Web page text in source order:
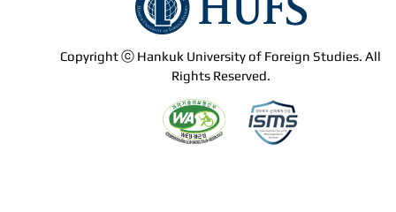
Copyright ⓒ Hankuk University of Foreign Studies. All
Rights Reserved.